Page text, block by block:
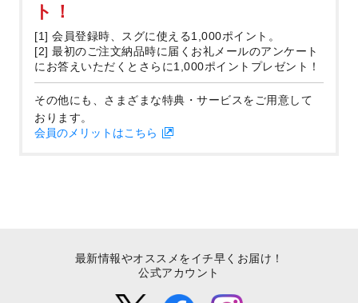
ト！
[1] 会員登録時、スグに使える1,000ポイント。
[2] 最初のご注文納品時に届くお礼メールのアンケート
にお答えいただくとさらに1,000ポイントプレゼント！
その他にも、さまざまな特典・サービスをご用意して
おります。
会員のメリットはこちら
最新情報やオススメをイチ早くお届け！
公式アカウント